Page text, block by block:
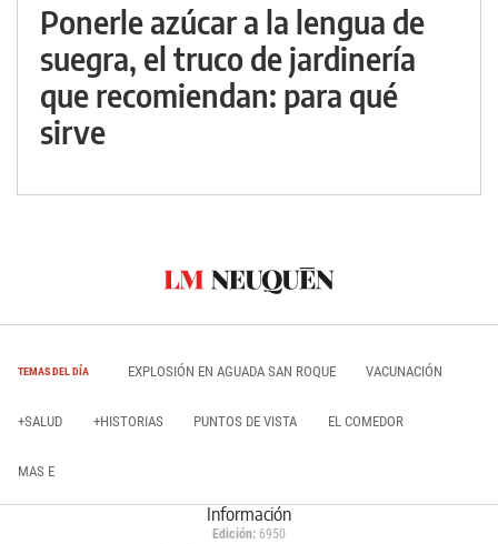
Ponerle azúcar a la lengua de
suegra, el truco de jardinería
que recomiendan: para qué
sirve
TEMAS DEL DÍA EXPLOSIÓN EN AGUADA SAN ROQUE VACUNACIÓN
+SALUD +HISTORIAS PUNTOS DE VISTA EL COMEDOR
MAS E
Información
Edición: 6950